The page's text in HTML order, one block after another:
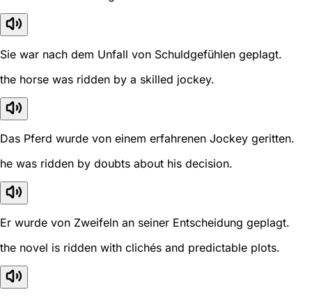
Sie war nach dem Unfall von Schuldgefühlen geplagt.
the horse was ridden by a skilled jockey.
Das Pferd wurde von einem erfahrenen Jockey geritten.
he was ridden by doubts about his decision.
Er wurde von Zweifeln an seiner Entscheidung geplagt.
the novel is ridden with clichés and predictable plots.